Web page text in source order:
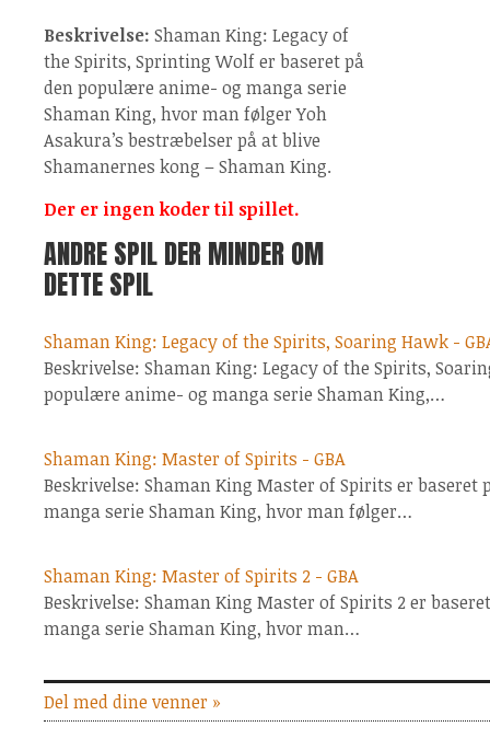
Beskrivelse: Shaman King: Legacy of
the Spirits, Sprinting Wolf er baseret på
den populære anime- og manga serie
Shaman King, hvor man følger Yoh
Asakura’s bestræbelser på at blive
Shamanernes kong – Shaman King.
Der er ingen koder til spillet.
ANDRE SPIL DER MINDER OM
DETTE SPIL
Shaman King: Legacy of the Spirits, Soaring Hawk -
Beskrivelse: Shaman King: Legacy of the Spirits,
populære anime- og manga serie Shaman King,…
Shaman King: Master of Spirits - GBA
Beskrivelse: Shaman King Master of Spirits er
manga serie Shaman King, hvor man følger…
Shaman King: Master of Spirits 2 - GBA
Beskrivelse: Shaman King Master of Spirits 2 er
manga serie Shaman King, hvor man…
Del med dine venner »